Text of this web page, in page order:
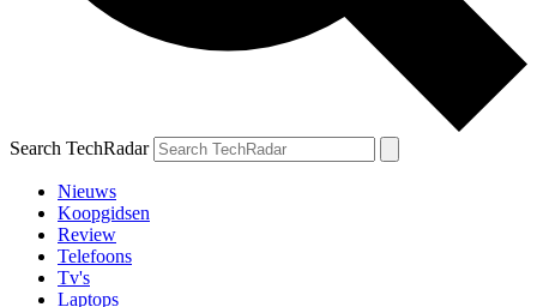
Search TechRadar
Nieuws
Koopgidsen
Review
Telefoons
Tv's
Laptops